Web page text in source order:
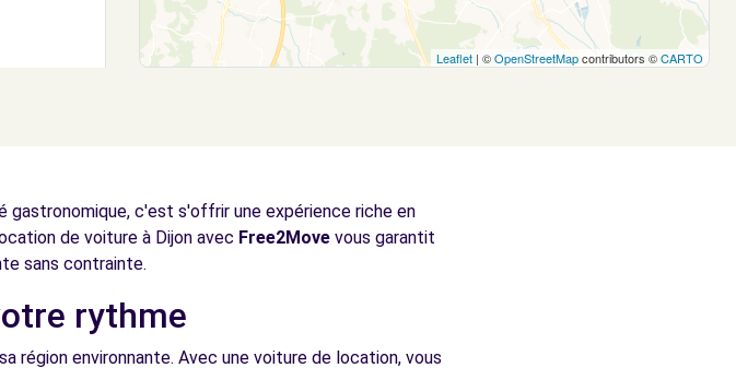
Leaflet | ©OpenStreetMapcontributors ©CARTO
gastronomique, c'est s'offrir une expérience riche en
de voiture à Dijon avec Free2Move vous garantit
sans contrainte.
rythme
région environnante. Avec une voiture de location, vous